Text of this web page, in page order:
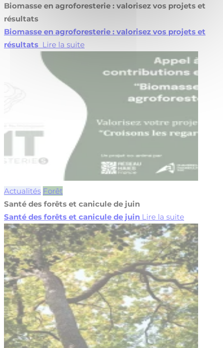
Biomasse en agroforesterie : valorisez vos projets et
résultats
Biomasse en agroforesterie : valorisez vos projets et
résultats Lire la suite
Actualités Forêt
Santé des forêts et canicule de juin
Santé des forêts et canicule de juin Lire la suite